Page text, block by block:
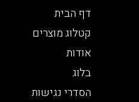
דף הבית
קטלוג מוצרים
אודות
בלוג
הסדרי נגישות